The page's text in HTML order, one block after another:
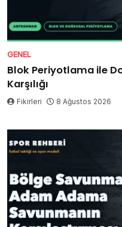
GENEL
Blok Periyotlama ile
Karşılığı
Fikirleri 8 Ağustos 2026